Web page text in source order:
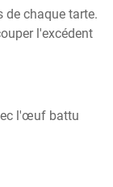
de chaque tarte.
l'excédent
l'œuf battu